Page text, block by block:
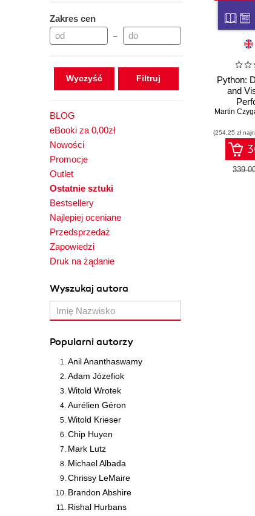
Zakres cen
–
Wyczyść
BLOG
eBooki za 0,00zł
Nowości
Promocje
Outlet
Ostatnie sztuki
Bestsellery
Najlepiej oceniane
Przedsprzedaż
Zapowiedzi
Druk na żądanie
Wyszukaj autora
Popularni autorzy
Anil Ananthaswamy
Adam Józefiok
Witold Wrotek
Aurélien Géron
Witold Krieser
Chip Huyen
Mark Lutz
Michael Albada
Chrissy LeMaire
Brandon Abshire
Rishal Hurbans
Python:
and
python
Martin
(254,25 zł